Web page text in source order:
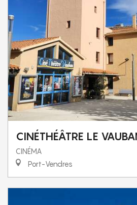
CINÉTHÉÂTRE LE
CINÉMA
Port-Vendres